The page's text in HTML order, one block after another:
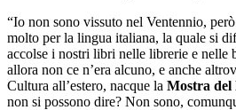
“Io non sono vissuto nel Ventennio,
molto per la lingua italiana, la quale si
accolse i nostri libri nelle librerie e nelle
allora non ce n’era alcuno, e anche
Cultura all’estero, nacque la Mostra del
non si possono dire? Non sono,